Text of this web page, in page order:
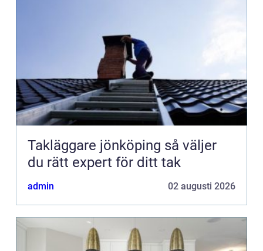
Takläggare jönköping så väljer
du rätt expert för ditt tak
admin 02 augusti 2026